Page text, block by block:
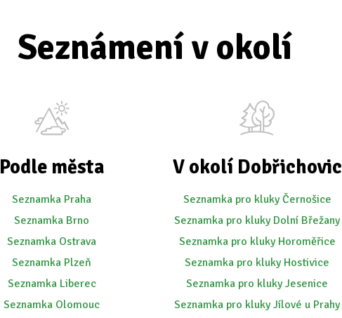
Seznámení v okolí
Podle města
Seznamka Praha
Seznamka Brno
Seznamka Ostrava
Seznamka Plzeň
Seznamka Liberec
Seznamka Olomouc
V okolí Dobřichovic
Seznamka pro kluky Černošice
Seznamka pro kluky Dolní Břežany
Seznamka pro kluky Horoměřice
Seznamka pro kluky Hostivice
Seznamka pro kluky Jesenice
Seznamka pro kluky Jílové u Prahy